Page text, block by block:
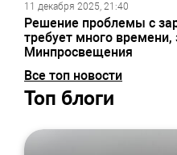
11 декабря 2025, 21:40
Решение проблемы с
требует много времени,
Минпросвещения
Все топ новости
Топ блоги